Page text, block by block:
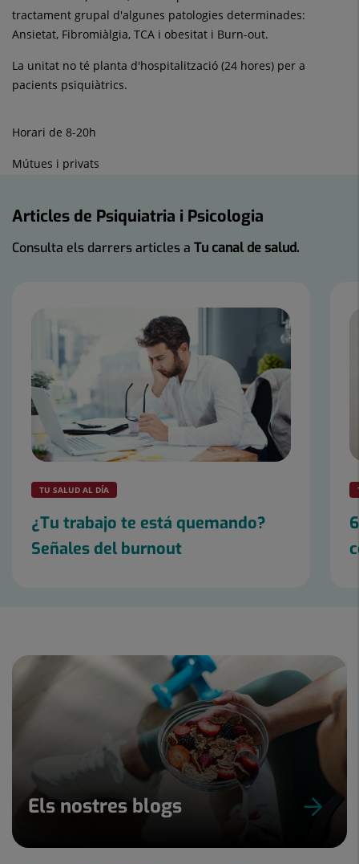
tractament grupal d'algunes patologies determinades:
Ansietat, Fibromiàlgia, TCA i obesitat i Burn-out.
La unitat no té planta d'hospitalització (24 hores) per a
pacients psiquiàtrics.
Horari de 8-20h
Mútues i privats
Articles de Psiquiatria i Psicologia
Consulta els darrers articles a Tu canal de salud.
lliscants:
TU SALUD AL DÍA
¿Tu trabajo te está quemando?
Señales del burnout
3
Els nostres blogs